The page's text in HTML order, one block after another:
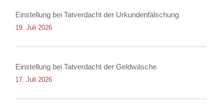
Einstellung bei Tatverdacht der Urkundenfälschung
19. Juli 2026
Einstellung bei Tatverdacht der Geldwäsche
17. Juli 2026